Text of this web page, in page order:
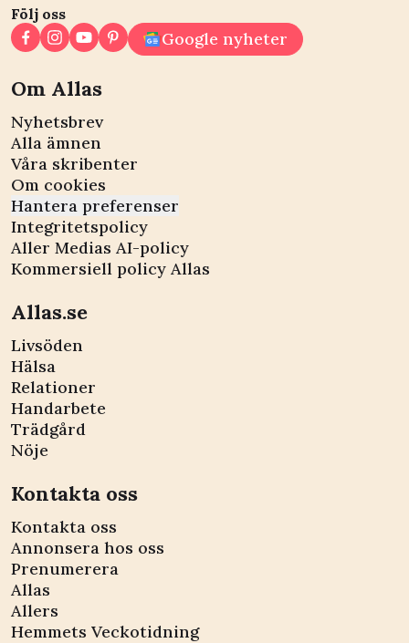
Följ oss
Google nyheter
Om Allas
Nyhetsbrev
Alla ämnen
Våra skribenter
Om cookies
Hantera preferenser
Integritetspolicy
Aller Medias AI-policy
Kommersiell policy Allas
Allas.se
Livsöden
Hälsa
Relationer
Handarbete
Trädgård
Nöje
Kontakta oss
Kontakta oss
Annonsera hos oss
Prenumerera
Allas
Allers
Hemmets Veckotidning